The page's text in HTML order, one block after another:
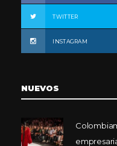
TWITTER
INSTAGRAM
NUEVOS